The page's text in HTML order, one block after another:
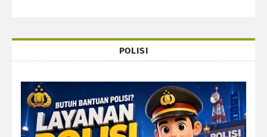
POLISI